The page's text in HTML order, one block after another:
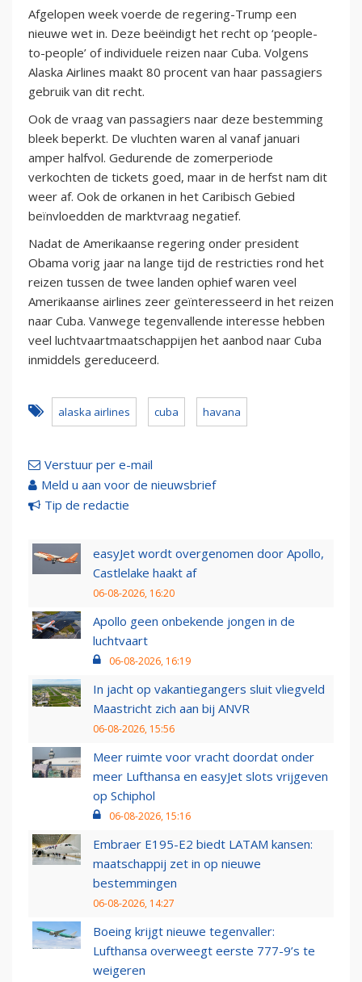
Afgelopen week voerde de regering-Trump een
nieuwe wet in. Deze beëindigt het recht op ‘people-
to-people’ of individuele reizen naar Cuba. Volgens
Alaska Airlines maakt 80 procent van haar passagiers
gebruik van dit recht.
Ook de vraag van passagiers naar deze bestemming
bleek beperkt. De vluchten waren al vanaf januari
amper halfvol. Gedurende de zomerperiode
verkochten de tickets goed, maar in de herfst nam dit
weer af. Ook de orkanen in het Caribisch Gebied
beïnvloedden de marktvraag negatief.
Nadat de Amerikaanse regering onder president
Obama vorig jaar na lange tijd de restricties rond het
reizen tussen de twee landen ophief waren veel
Amerikaanse airlines zeer geïnteresseerd in het reizen
naar Cuba. Vanwege tegenvallende interesse hebben
veel luchtvaartmaatschappijen het aanbod naar Cuba
inmiddels gereduceerd.
alaska airlines cuba havana
Verstuur per e-mail
Meld u aan voor de nieuwsbrief
Tip de redactie
easyJet wordt overgenomen door Apollo,
Castlelake haakt af
06-08-2026, 16:20
Apollo geen onbekende jongen in de
luchtvaart
06-08-2026, 16:19
In jacht op vakantiegangers sluit vliegveld
Maastricht zich aan bij ANVR
06-08-2026, 15:56
Meer ruimte voor vracht doordat onder
meer Lufthansa en easyJet slots vrijgeven
op Schiphol
06-08-2026, 15:16
Embraer E195-E2 biedt LATAM kansen:
maatschappij zet in op nieuwe
bestemmingen
06-08-2026, 14:27
Boeing krijgt nieuwe tegenvaller:
Lufthansa overweegt eerste 777-9’s te
weigeren